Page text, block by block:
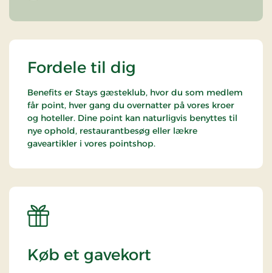
Fordele til dig
Benefits er Stays gæsteklub, hvor du som medlem
får point, hver gang du overnatter på vores kroer
og hoteller. Dine point kan naturligvis benyttes til
nye ophold, restaurantbesøg eller lækre
gaveartikler i vores pointshop.
Køb et gavekort